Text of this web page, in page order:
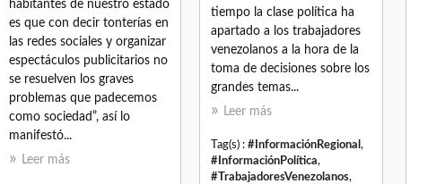
habitantes de nuestro estado
es que con decir tonterías en
las redes sociales y organizar
espectáculos publicitarios no
se resuelven los graves
problemas que padecemos
como sociedad”, así lo
manifestó...
Leer más
tiempo la clase política ha
apartado a los trabajadores
venezolanos a la hora de la
toma de decisiones sobre los
grandes temas...
Leer más
Tag(s) : #InformaciónRegional ,
#InformaciónPolítica,
#TrabajadoresVenezolanos,